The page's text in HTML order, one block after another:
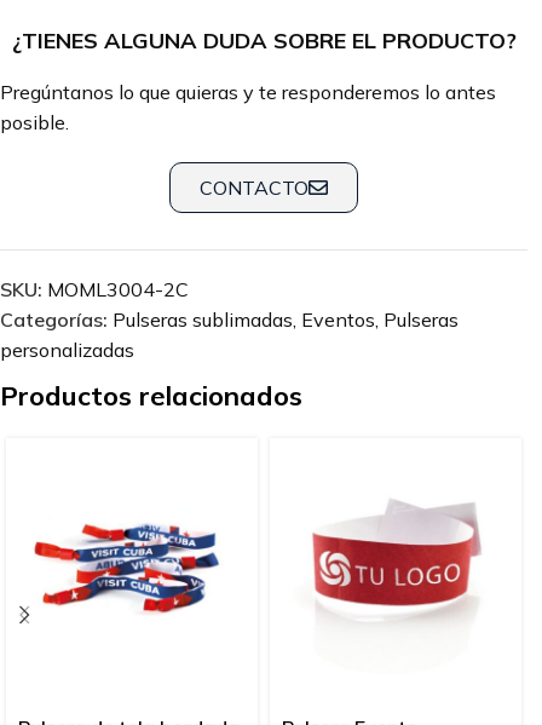
¿TIENES ALGUNA DUDA SOBRE EL PRODUCTO?
Pregúntanos lo que quieras y te responderemos lo antes
posible.
CONTACTO
SKU: MOML3004-2C
Categorías: Pulseras sublimadas, Eventos, Pulseras
personalizadas
Productos relacionados